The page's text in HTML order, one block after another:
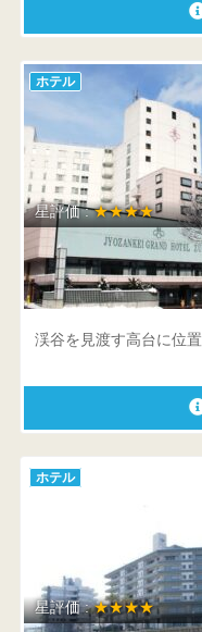
ホテル
星評価 :★★★★
定山渓グランド
北海道 札幌市南区定山
渓谷を見渡す高台に位
ホテル
星評価 :★★★★